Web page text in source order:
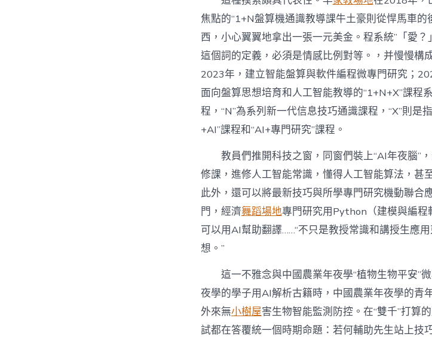
焦點的“1+N盤算機通識教導課牛土豪則從悍馬車
西，小心翼翼地拿出一張一元美金。程系統”「愛？
這個詞的定義，必須是情感比例對等。，并慢慢構
2023年，建立智能盤算與軟件編程微專門研究；
面向盤算思想培育和人工智能教導的“1+N+X”課程
程，“N”為系列新一代信息技巧通識課程，“X”則是
+AI”課程和“AI+專門研究”課程。
教員們推開科技之窗，同窗們裝上“AI年夜腦”
修課，進修人工智能常識，懂得人工智能算法，甚
此外，還可以將最新技巧與所學專門研究機動聯
門，經濟舞蹈場地專門研究用Python（建模與編程
可以用AI幫助翻譯……“不只是教授常識和講授生應
想。”
這一不雅念與中國農業年夜學“植物生物平安”
夜學的學子用AI解析古籍時，中國農業年夜學的青
外來無小樹屋害生物智能監測防控。在“雙千”打算
試都在答覆統一個時期命題：若何輔助先生站上技